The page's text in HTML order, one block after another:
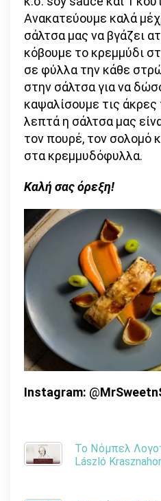
Ανακατεύουμε καλά
σάλτσα μας να βγάζει
κόβουμε το κρεμμύδι
σε φύλλα την κάθε
στην σάλτσα για να
καψαλίσουμε τις
λεπτά η σάλτσα μας
τον πουρέ, τον σολομό
στα κρεμμυδόφυλλα.
Καλή σας όρεξη!
Instagram: @
Το Νόμπελ
László